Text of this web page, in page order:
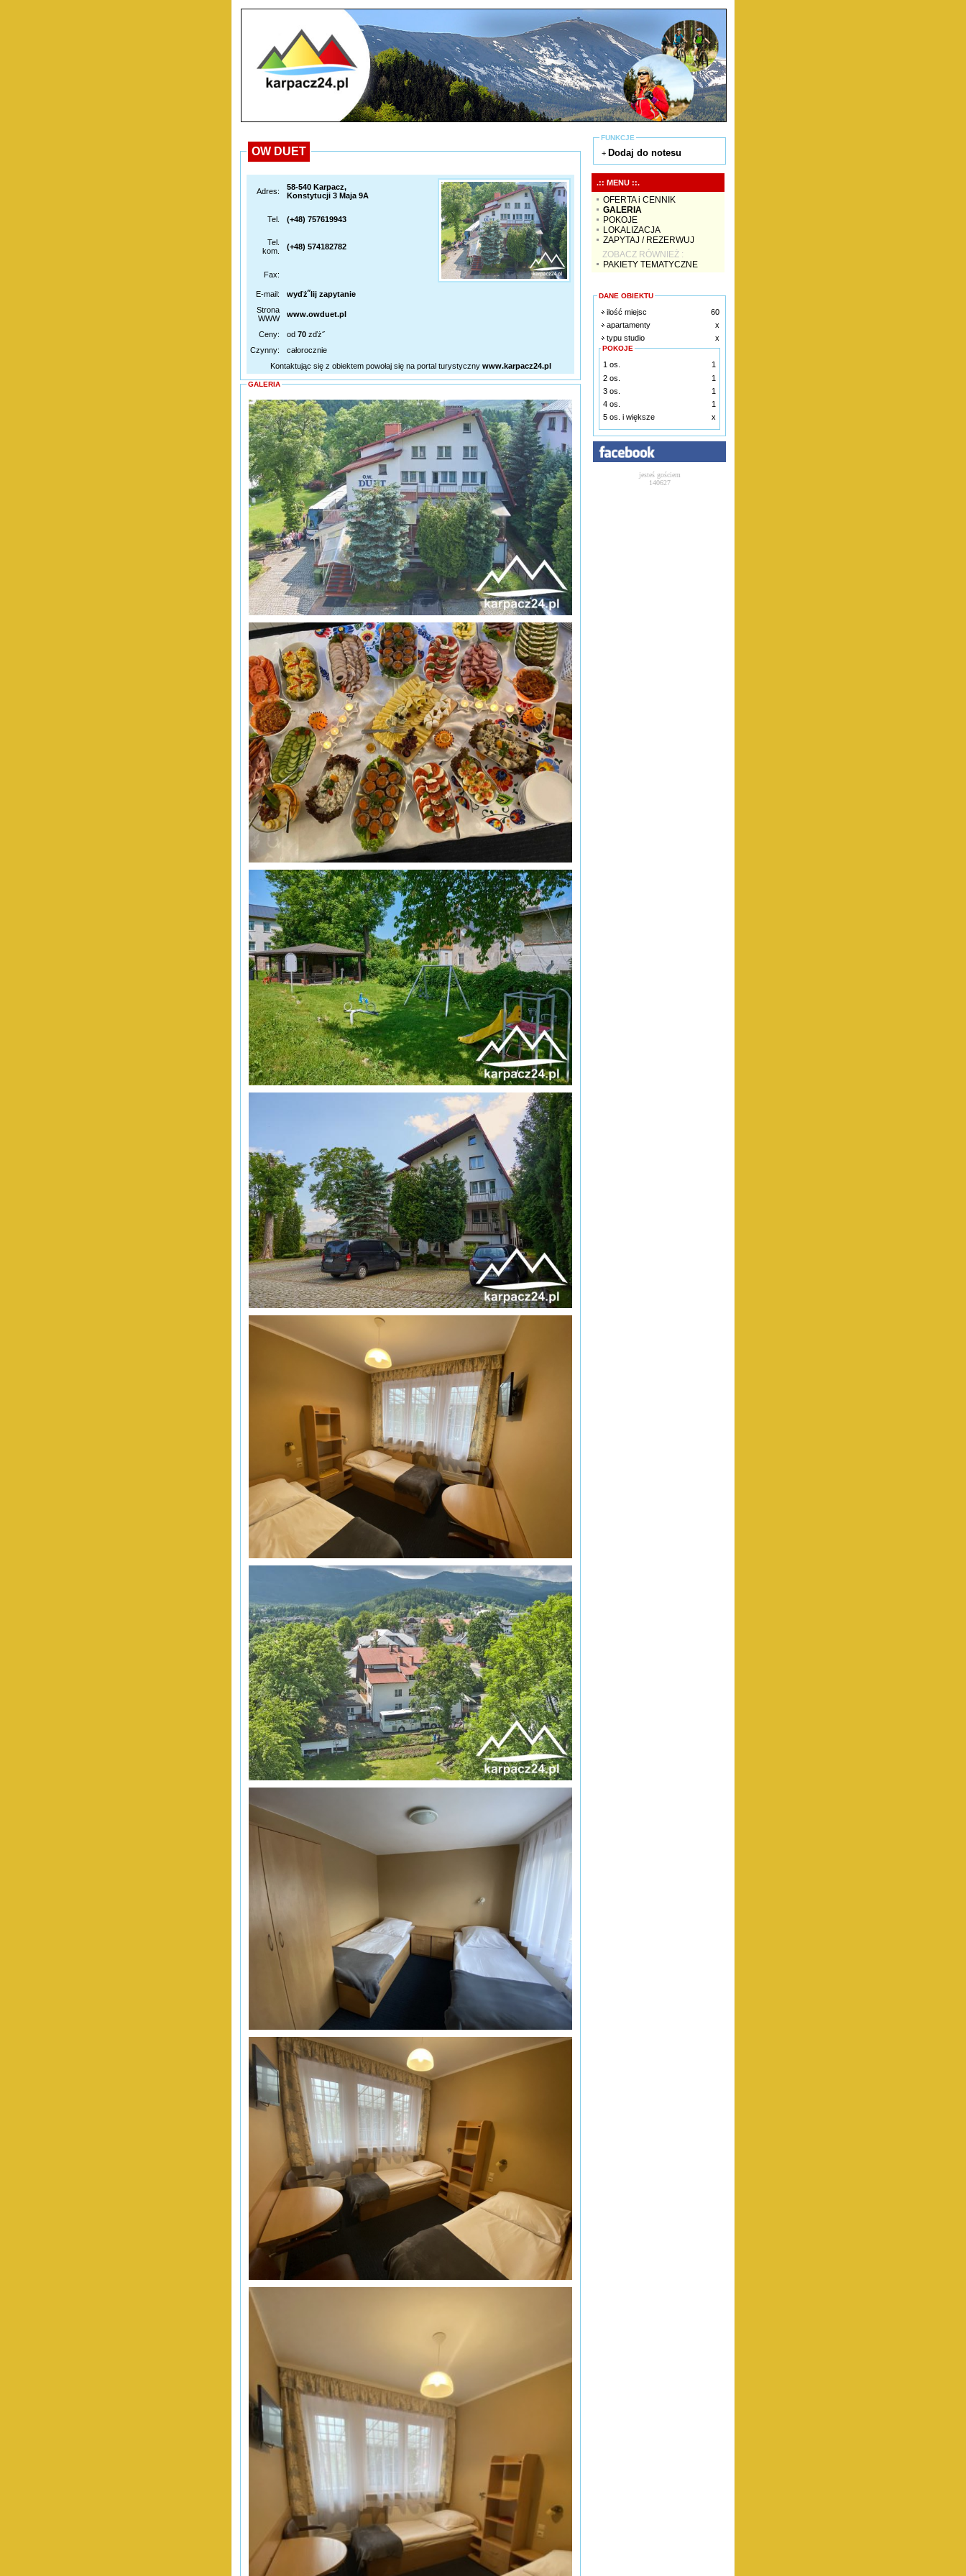
OW DUET
Adres:
58-540 Karpacz,
Konstytucji 3 Maja 9A
Tel. (+48) 757619943
Tel.
kom.
(+48) 574182782
Fax:
E-mail:
wyďż˝lij zapytanie
Strona
WWW
www.owduet.pl
Ceny: od 70 zďż˝
Czynny:
całorocznie
Kontaktując się z obiektem powołaj się na portal turystyczny www.karpacz24.pl
GALERIA
FUNKCJE
+ Dodaj do notesu
.:: MENU ::.
OFERTA i CENNIK
GALERIA
POKOJE
LOKALIZACJA
ZAPYTAJ / REZERWUJ
ZOBACZ RÓWNIEŻ :
PAKIETY TEMATYCZNE
DANE OBIEKTU
ilość miejsc
60
apartamenty
x
typu studio
x
POKOJE
1 os.
1
2 os.
1
3 os.
1
4 os.
1
5 os. i większe
x
jesteś gościem
140627